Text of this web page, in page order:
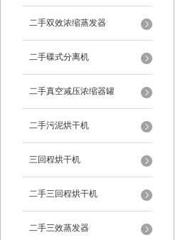
二手双效浓缩蒸发器
二手碟式分离机
二手真空减压浓缩器罐
二手污泥烘干机
三回程烘干机
二手三回程烘干机
二手三效蒸发器